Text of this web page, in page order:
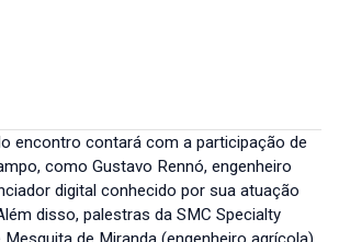
encontro contará com a participação de
como Gustavo Rennó, engenheiro
digital conhecido por sua atuação
disso, palestras da SMC Specialty